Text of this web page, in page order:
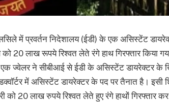
में प्रवर्तन निदेशालय (ईडी) के एक असिस्टेंट
को 20 लाख रूपये रिश्वत लेते रंगे हाथ गिरफ्तार किया
एक ज्वेलर ने सीबीआई से ईडी के असिस्टेंट डायरेक्टर के
में असिस्टेंट डायरेक्टर के पद पर तैनात है।
20 लाख रुपये रिश्वत लेते हुए रंगे हाथों गिरफ्तार कर